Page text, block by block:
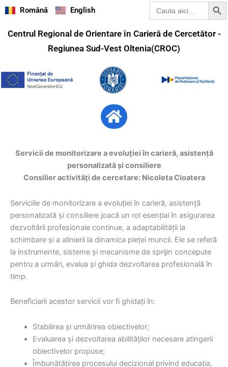
Skip
content
Română English
Search
for:
Centrul Regional de Orientare în Carieră de Cercetător -
Regiunea Sud-Vest Oltenia(CROC)
Menu
Servicii de monitorizare a evoluției în carieră, asistență
personalizată și consiliere
Consilier activități de cercetare: Nicoleta Cioatera
Serviciile de monitorizare a evoluției în carieră, asistență
personalizată și consiliere joacă un rol esențial în asigurarea
dezvoltării profesionale continue, a adaptabilității la
schimbare și a alinierii la dinamica pieței muncii. Ele se referă
la instrumente, sisteme și mecanisme de sprijin concepute
pentru a urmări, evalua și ghida dezvoltarea profesională în
timp.
Beneficiarii acestor servicii vor fi ghidați în:
Stabilirea și urmărirea obiectivelor;
Evaluarea și dezvoltarea abilităților necesare atingerii
obiectivelor propuse;
Îmbunătățirea procesului decizional privind educația,